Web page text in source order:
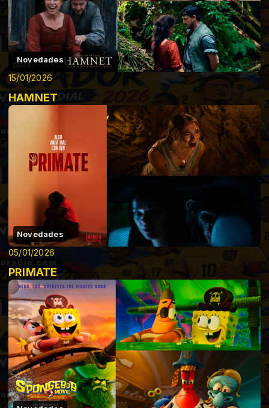
Novedades
15/01/2026
HAMNET
Novedades
05/01/2026
PRIMATE